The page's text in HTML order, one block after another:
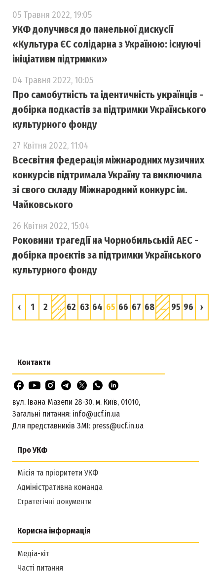
05 Травня 2022, 19:05
УКФ долучився до панельної дискусії
«Культура ЄС солідарна з Україною: існуючі
ініціативи підтримки»
04 Травня 2022, 10:05
Про самобутність та ідентичність українців -
добірка подкастів за підтримки Українського
культурного фонду
27 Квітня 2022, 11:04
Всесвітня федерація міжнародних музичних
конкурсів підтримала Україну та виключила
зі свого складу Міжнародний конкурс ім.
Чайковського
26 Квітня 2022, 15:04
Роковини трагедії на Чорнобильській АЕС -
добірка проєктів за підтримки Українського
культурного фонду
‹ 1 2 ... 62 63 64 65 66 67 68 ... 95 96 ›
Про УКФ
Місія та пріоритети УКФ
Адміністративна команда
Стратегічні документи
Корисна інформація
Медіа-кіт
Часті питання
Контакти
вул. Івана Мазепи 28-30, м. Київ, 01010,
Загальні питання: info@ucf.in.ua
Для представників ЗМІ: press@ucf.in.ua